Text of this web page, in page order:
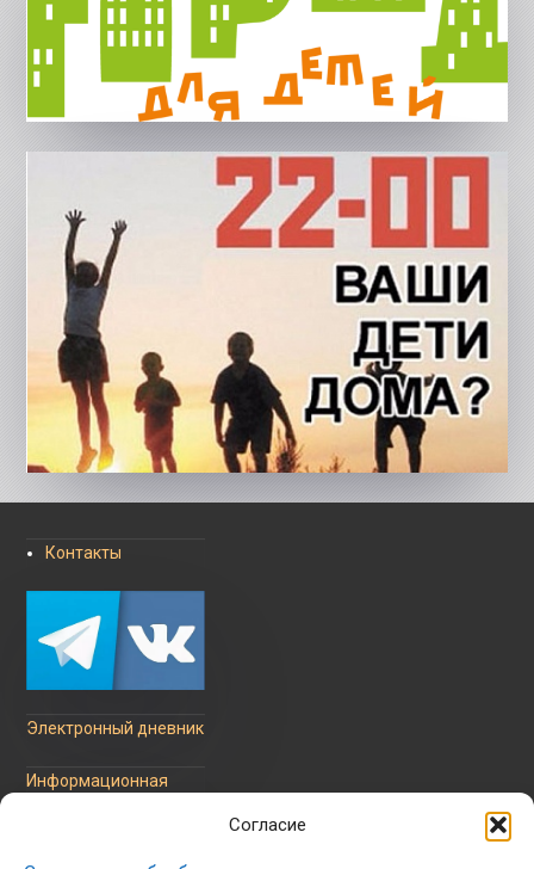
Согласие
Контакты
Электронный дневник
Информационная